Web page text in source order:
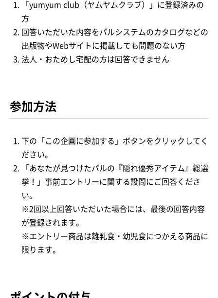
「yumyum club（ヤムヤムクラブ）」に登録済みの
方
回答いただいた内容をパルシステムのカタログなどの
出版物やWebサイトに掲載しても問題のない方
法人・おためし宅配の方は回答できません
参加方法
下の「この企画に参加する」ボタンをクリックしてく
ださい。
「あなたが見つけたパルの『隠れ優秀アイテム』総選
挙！」事前エントリーに関する設問にご回答くださ
い。
※2回以上回答いただいた場合には、最後の回答内容
が登録されます。
※エントリー商品は離乳食・幼児食につかえる商品に
限ります。